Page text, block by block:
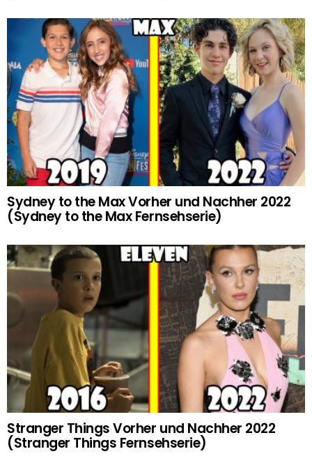
Sydney to the Max Vorher und Nachher 2022
(Sydney to the Max Fernsehserie)
Stranger Things Vorher und Nachher 2022
(Stranger Things Fernsehserie)